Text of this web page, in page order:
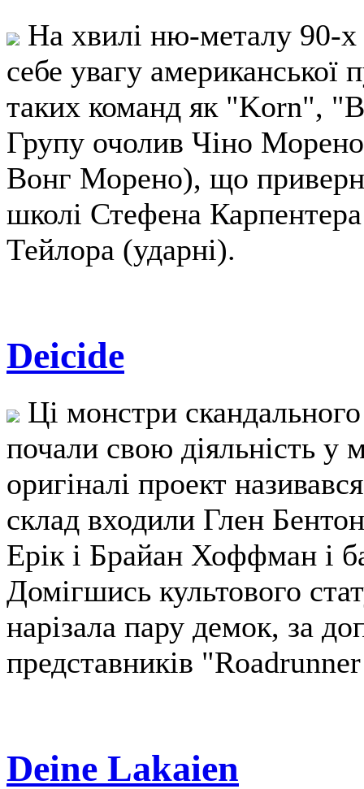
На хвилі ню-металу 90-
себе увагу американської
таких команд як "Korn",
Групу очолив Чіно
Вонг Морено), що
школі Стефена
Тейлора (ударні).
Deicide
Ці монстри
почали свою діяльність у
оригіналі проект
склад входили Глен
Ерік і Брайан Хоффман і
Домігшись культового
нарізала пару демок, за
представників
Deine Lakaien